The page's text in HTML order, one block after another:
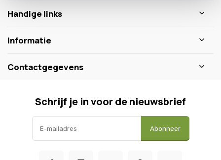
Handige links
Informatie
Contactgegevens
Schrijf je in voor de nieuwsbrief
Abonneer